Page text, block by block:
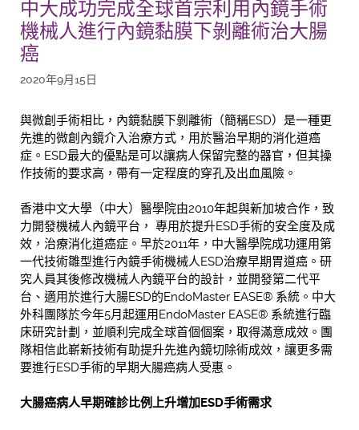
中大成功完成全球首宗利用內鏡手術
機械人進行內鏡黏膜下剝離術治大腸
癌
2020年9月15日
與微創手術相比，內鏡黏膜下剝離術（簡稱ESD）是一種更
先進的微創內鏡介入治療方式，用於醫治早期的消化道癌
症。ESD最大的優點是可以讓病人保留完整的器官，但其操
作技術的要求高，帶有一定程度的穿孔及出血風險。
香港中文大學（中大）醫學院由2010年起與新加坡合作，致
力開發機械人內鏡平台， 專用於提升ESD手術的安全度及成
效，治療消化道癌症。早於2011年，中大醫學院成功運用第
一代技術雛型進行內鏡手術機械人ESD治療早期胃道癌。研
究人員其後修改機械人內鏡平台的設計，並開發第二代平
台、適用於進行大腸ESD的EndoMaster EASE® 系統。中大
外科團隊於今年5月起運用EndoMaster EASE® 系統進行臨
床研究計劃，並順利完成全球首個個案，取得滿意成效。團
隊相信此嶄新技術有助提升先進內鏡切除術成效，讓更多需
要進行ESD手術的早期大腸癌病人受惠。
大腸癌病人早期確診比例上升增加ESD手術需求